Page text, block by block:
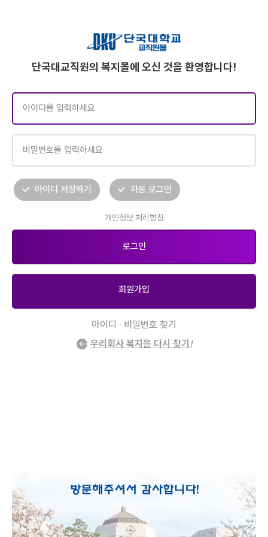
단국대교직원의 복지몰에 오신 것을 환영합니다!
아이디 저장하기 자동 로그인
개인정보 처리방침
회원가입
아이디 · 비밀번호 찾기
우리회사 복지몰 다시 찾기 !